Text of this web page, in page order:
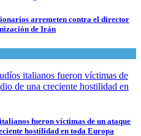
arremeten contra el director
de Irán
fueron víctimas de un ataque
hostilidad en toda Europa